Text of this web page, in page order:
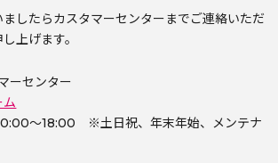
したらカスタマーセンターまでご連絡いただ
上げます。
ーセンター
ム
10:00～18:00 ※土日祝、年末年始、メンテナ